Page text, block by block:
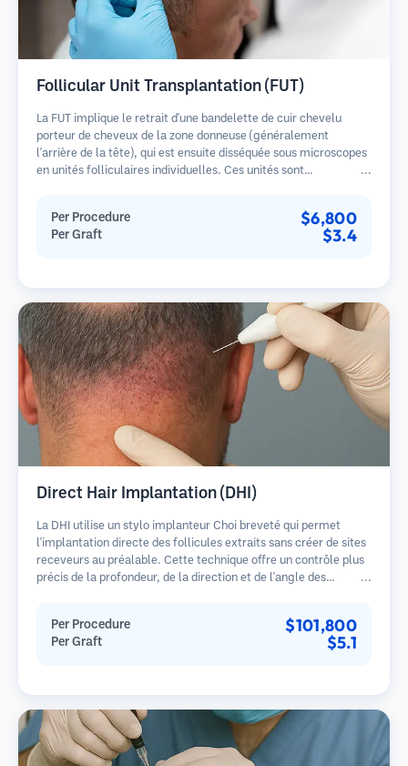
Follicular Unit Transplantation (FUT)
La FUT implique le retrait d'une bandelette de cuir chevelu
porteur de cheveux de la zone donneuse (généralement
l'arrière de la tête), qui est ensuite disséquée sous microscopes
en unités folliculaires individuelles. Ces unités sont
une cicatrice linéaire.
Per Procedure $6,800
Per Graft $3.4
Direct Hair Implantation (DHI)
La DHI utilise un stylo implanteur Choi breveté qui permet
l'implantation directe des follicules extraits sans créer de sites
receveurs au préalable. Cette technique offre un contrôle plus
précis de la profondeur, de la direction et de l'angle des
Per Procedure $101,800
Per Graft $5.1